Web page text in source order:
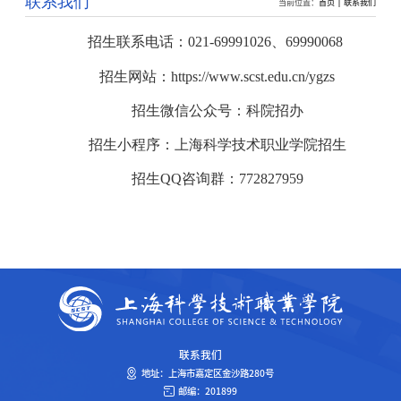
招生联系电话： 021-69991026、69990068
招生网站： https://www.scst.edu.cn/ygzs
招生微信公众号：科院招办
招生小程序：上海科学技术职业学院招生
招生QQ咨询群： 772827959
联系我们
地址：上海市嘉定区金沙路280号
邮编：201899